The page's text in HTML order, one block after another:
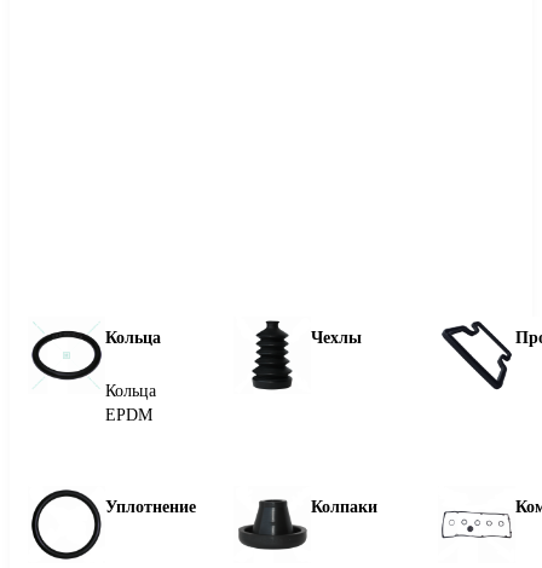
Кольца
Кольца
EPDM
Чехлы
Уплотнение Колпаки